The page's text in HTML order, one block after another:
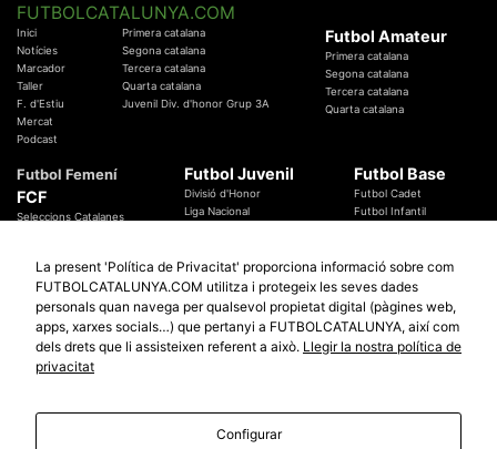
FUTBOLCATALUNYA.COM
Inici
Notícies
Marcador
Taller
F. d'Estiu
Mercat
Podcast
Primera catalana
Segona catalana
Tercera catalana
Quarta catalana
Juvenil Div. d'honor Grup 3A
Futbol Amateur
Primera catalana
Segona catalana
Tercera catalana
Quarta catalana
Futbol Femení
FCF
Seleccions Catalanes
Temes Federatius
Futbol Juvenil
Divisió d'Honor
Liga Nacional
Futbol Base
Futbol Cadet
Futbol Infantil
Futbol Catalunya
Promocions
Sortejos
Participació
Especials
Copa Catalunya Absoluta 2019
Copa del Rei 2019 - 2020
La present 'Política de Privacitat' proporciona informació sobre com
FUTBOLCATALUNYA.COM utilitza i protegeix les seves dades
personals quan navega per qualsevol propietat digital (pàgines web,
apps, xarxes socials…) que pertanyi a FUTBOLCATALUNYA, així com
dels drets que li assisteixen referent a això. Llegir la nostra política de
privacitat
Configurar